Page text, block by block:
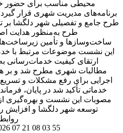
محیطی مناسب برای حضور
برنامه‌های مدیریت شهری قرار
طرح جامع و تفصیلی شهر دلگشا بر
طرح به‌منظور هدایت
ساخت‌وسازها و تأمین زیرساخت‌های
این نشست موضوعات مرتبط با
ارتقای کیفیت خدمات‌رسانی
مطالبات شهری مطرح شد و بر
اجرایی برای رفع مشکلات و
خدماتی تأکید شد در پایان،
مصوبات این نشست و بهره‌گیری
توسعه شهر دلگشا و افزایش